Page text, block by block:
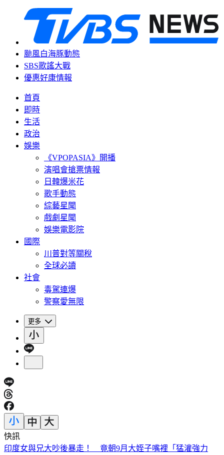
颱風白海豚動態
SBS歌謠大戰
優惠好康情報
首頁
即時
生活
政治
娛樂
《VPOPASIA》開播
演唱會搶票情報
日韓爆米花
歌手動態
綜藝星聞
戲劇星聞
娛樂電影院
國際
川普對等關稅
全球必讀
社會
毒駕連爆
警察愛無限
更多
快訊
白海豚颱風「紮實雨帶」又來了！鄭明典急籲：晚上別出門